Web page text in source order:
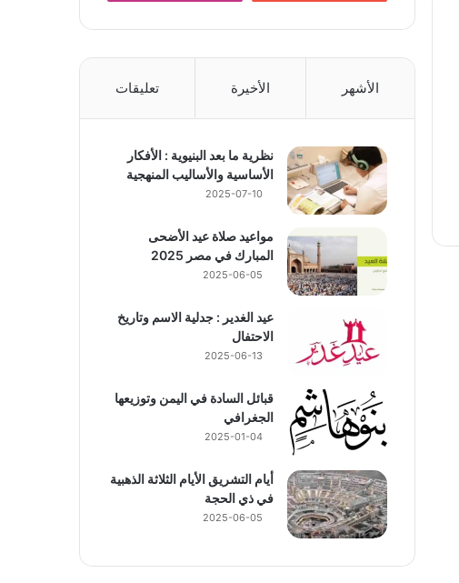
الأشهر الأخيرة تعليقات
نظرية ما بعد البنيوية : الأفكار
الأساسية والأساليب المنهجية
2025-07-10
مواعيد صلاة عيد الأضحى
المبارك في مصر 2025
2025-06-05
عيد الغدير : جدلية الاسم وتاريخ
الاحتفال
2025-06-13
قبائل السادة في اليمن وتوزيعها
الجغرافي
2025-01-04
أيام التشريق الأيام الثلاثة الذهبية
في ذي الحجة
2025-06-05